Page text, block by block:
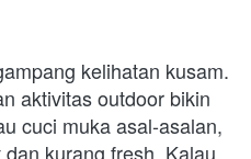
kelihatan kusam.
aktivitas outdoor bikin
cuci muka asal-asalan,
kurang fresh. Kalau